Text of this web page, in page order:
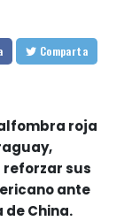
Comparta
roja
reforzar sus
ante
China.